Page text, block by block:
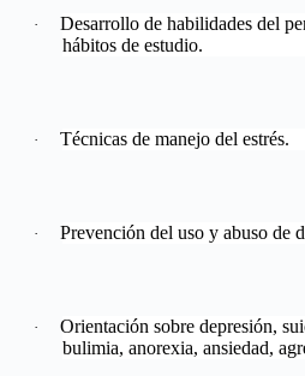
·
Desarrollo de habilidades del
hábitos de estudio.
· Técnicas de manejo del estrés.
· Prevención del uso y abuso de
·
Orientación sobre depresión,
bulimia, anorexia, ansiedad,